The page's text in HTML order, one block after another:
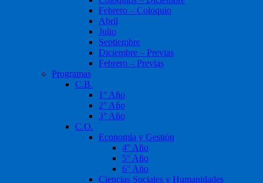
Febrero – Coloquio
Abril
Julio
Septiembre
Diciembre – Previas
Febrero – Previas
Programas
C.B.
1° Año
2° Año
3° Año
C.O.
Economía y Gestión
4° Año
5° Año
6° Año
Ciencias Sociales y Humanidades